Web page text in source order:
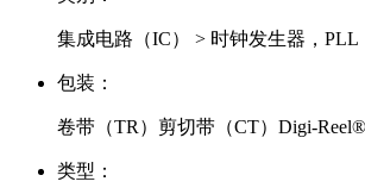
集成电路（IC） > 时钟发生器，PLL
包装：
卷带（TR）剪切带（CT）Digi-
类型：